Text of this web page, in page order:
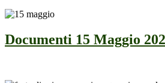
Documenti 15 Maggio